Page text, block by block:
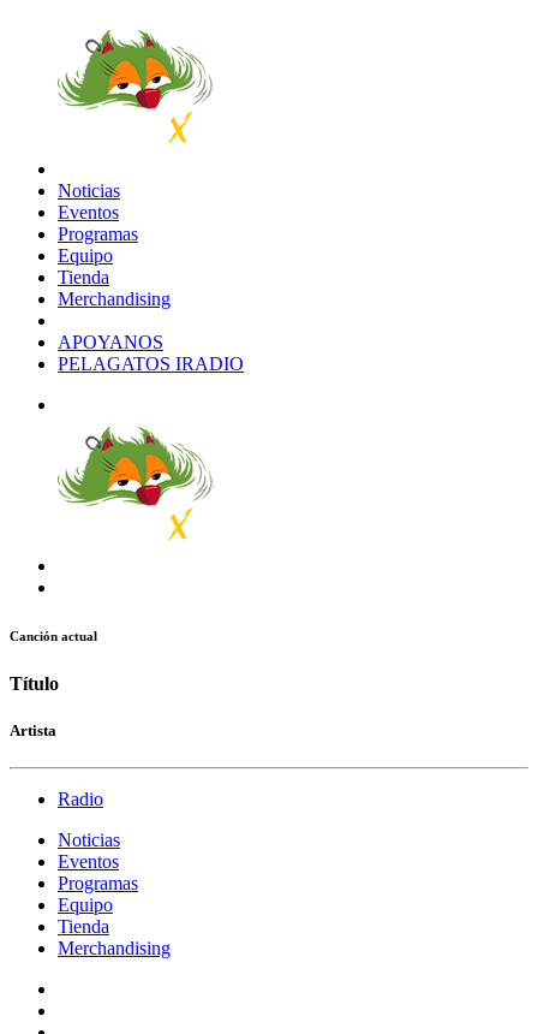
Noticias
Eventos
Programas
Equipo
Tienda
Merchandising
APOYANOS
PELAGATOS IRADIO
Canción actual
Título
Artista
Radio
Noticias
Eventos
Programas
Equipo
Tienda
Merchandising